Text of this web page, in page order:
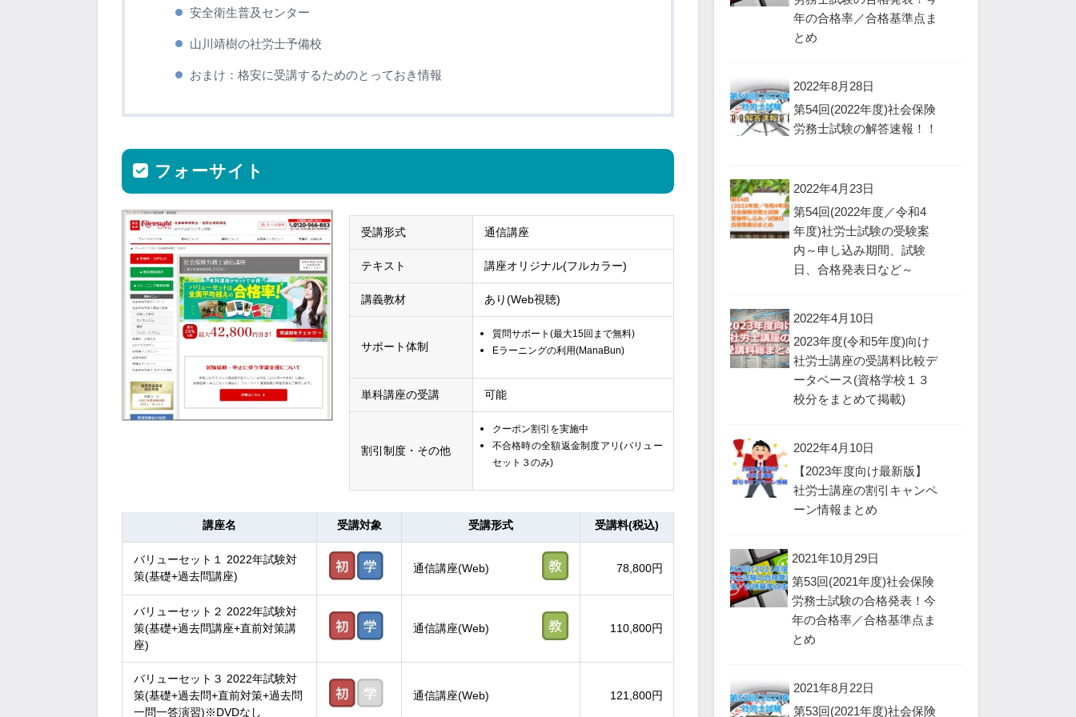
安全衛生普及センター
山川靖樹の社労士予備校
おまけ：格安に受講するためのとっておき情報
フォーサイト
受講形式 通信講座
テキスト 講座オリジナル(フルカラー)
講義教材 あり(Web視聴)
サポート体制
質問サポート(最大15回まで無料)
Eラーニングの利用(ManaBun)
単科講座の受講 可能
割引制度・その他
クーポン割引を実施中
不合格時の全額返金制度アリ(バリュー
セット３のみ)
講座名 受講対象 受講形式 受講料(税込)
バリューセット１ 2022年試験対
策(基礎+過去問講座)
通信講座(Web) 78,800円
バリューセット２ 2022年試験対
策(基礎+過去問講座+直前対策講
座)
通信講座(Web) 110,800円
バリューセット３ 2022年試験対
策(基礎+過去問+直前対策+過去問
一問一答演習)※DVDなし
通信講座(Web) 121,800円
年の合格率／合格基準点ま
とめ
2022年8月28日
第54回(2022年度)社会保険
労務士試験の解答速報！！
2022年4月23日
第54回(2022年度／令和4
年度)社労士試験の受験案
内～申し込み期間、試験
日、合格発表日など～
2022年4月10日
2023年度(令和5年度)向け
社労士講座の受講料比較デ
ータベース(資格学校１３
校分をまとめて掲載)
2022年4月10日
【2023年度向け最新版】
社労士講座の割引キャンペ
ーン情報まとめ
2021年10月29日
第53回(2021年度)社会保険
労務士試験の合格発表！今
年の合格率／合格基準点ま
とめ
2021年8月22日
第53回(2021年度)社会保険